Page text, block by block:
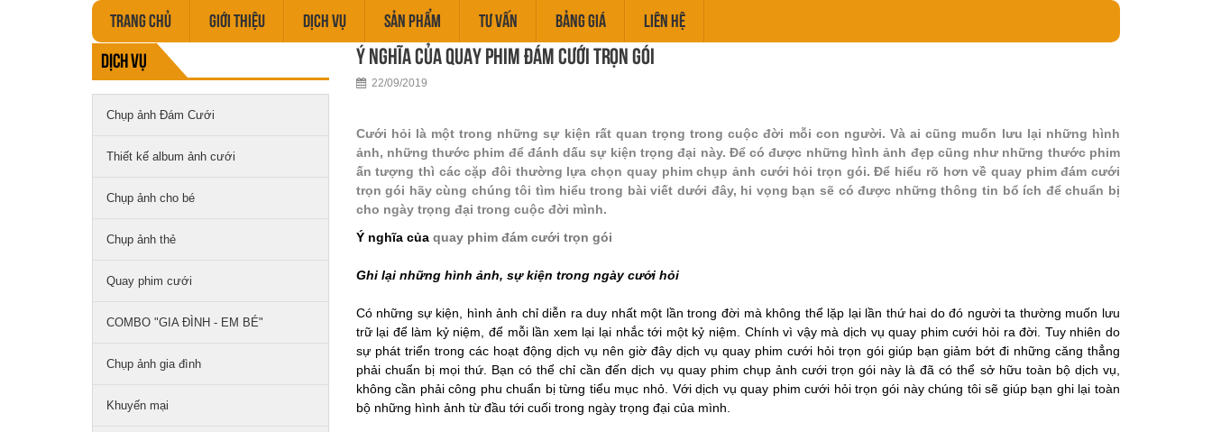
TRANG CHỦ GIỚI THIỆU DỊCH VỤ SẢN PHẨM TƯ VẤN BẢNG GIÁ LIÊN HỆ
Dịch vụ
Chụp ảnh Đám Cưới
Thiết kế album ảnh cưới
Chụp ảnh cho bé
Chụp ảnh thẻ
Quay phim cưới
COMBO "GIA ĐÌNH - EM BÉ"
Chụp ảnh gia đình
Khuyến mại
Ý nghĩa của quay phim đám cưới trọn gói
22/09/2019
Cưới hỏi là một trong những sự kiện rất quan trọng trong cuộc đời mỗi con người. Và ai cũng muốn lưu lại những hình
ảnh, những thước phim để đánh dấu sự kiện trọng đại này. Để có được những hình ảnh đẹp cũng như những thước phim
ấn tượng thì các cặp đôi thường lựa chọn quay phim chụp ảnh cưới hỏi trọn gói. Để hiểu rõ hơn về quay phim đám cưới
trọn gói hãy cùng chúng tôi tìm hiểu trong bài viết dưới đây, hi vọng bạn sẽ có được những thông tin bổ ích để chuẩn bị
cho ngày trọng đại trong cuộc đời mình.
Ý nghĩa của quay phim đám cưới trọn gói
Ghi lại những hình ảnh, sự kiện trong ngày cưới hỏi
Có những sự kiện, hình ảnh chỉ diễn ra duy nhất một lần trong đời mà không thể lặp lại lần thứ hai do đó người ta thường muốn lưu
trữ lại để làm kỷ niệm, để mỗi lần xem lại lại nhắc tới một kỷ niệm. Chính vì vậy mà dịch vụ quay phim cưới hỏi ra đời. Tuy nhiên do
sự phát triển trong các hoạt động dịch vụ nên giờ đây dịch vụ quay phim cưới hỏi trọn gói giúp bạn giảm bớt đi những căng thẳng
phải chuẩn bị mọi thứ. Bạn có thể chỉ cần đến dịch vụ quay phim chụp ảnh cưới trọn gói này là đã có thể sở hữu toàn bộ dịch vụ,
không cần phải công phu chuẩn bị từng tiểu mục nhỏ. Với dịch vụ quay phim cưới hỏi trọn gói này chúng tôi sẽ giúp bạn ghi lại toàn
bộ những hình ảnh từ đầu tới cuối trong ngày trọng đại của mình.